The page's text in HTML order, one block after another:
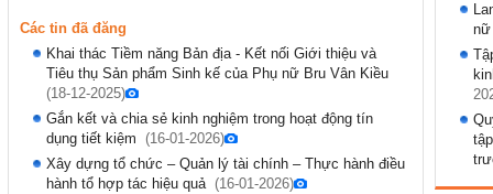
Các tin đã đăng
Khai thác Tiềm năng Bản địa - Kết nối Giới thiệu và
Tiêu thụ Sản phẩm Sinh kế của Phụ nữ Bru Vân Kiều
(18-12-2025)
Gắn kết và chia sẻ kinh nghiệm trong hoạt động tín
dụng tiết kiệm (16-01-2026)
Xây dựng tổ chức – Quản lý tài chính – Thực hành điều
hành tổ hợp tác hiệu quả (16-01-2026)
nữ